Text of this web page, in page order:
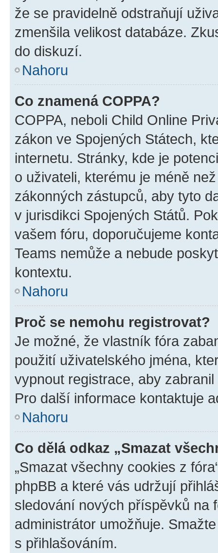
že se pravidelně odstraňují
zmenšila velikost databáze.
do diskuzí.
Nahoru
Co znamená COPPA?
COPPA, neboli Child Online
zákon ve Spojených Státech,
internetu. Stránky, kde je
o uživateli, kterému je méně
zákonných zástupců, aby tyto
v jurisdikci Spojených Států.
vašem fóru, doporučujeme
Teams nemůže a nebude
kontextu.
Nahoru
Proč se nemohu registrovat?
Je možné, že vlastník fóra
použití uživatelského jména,
vypnout registrace, aby
Pro další informace kontaktuje
Nahoru
Co dělá odkaz „Smazat
„Smazat všechny cookies z
phpBB a které vás udržují
sledování nových příspěvků na
administrátor umožňuje.
s přihlašováním.